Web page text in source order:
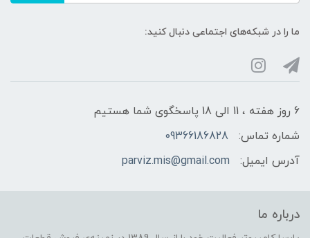
ما را در شبکه‌های اجتماعی دنبال کنید:
6 روز هفته ، 11 الی 18 پاسخگوی شما هستیم
شماره تماس:
09366186828
آدرس ایمیل:
parviz.mis@gmail.com
درباره ما